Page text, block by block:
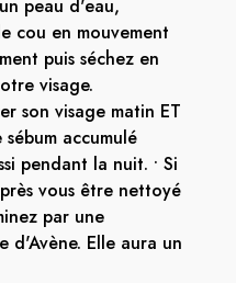
peau d'eau,
cou en mouvement
puis séchez en
visage.
son visage matin ET
accumulé
pendant la nuit. • Si
vous être nettoyé
par une
d'Avène. Elle aura un